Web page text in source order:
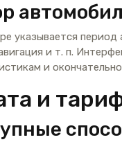
указывается
и т. п.
и
и